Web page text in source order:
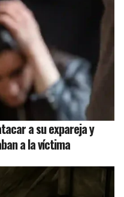
a su expareja y
a la víctima